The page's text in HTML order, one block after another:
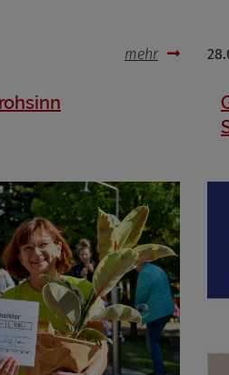
mehr
von OpenWeatherAPI gesetzt werden
schließen